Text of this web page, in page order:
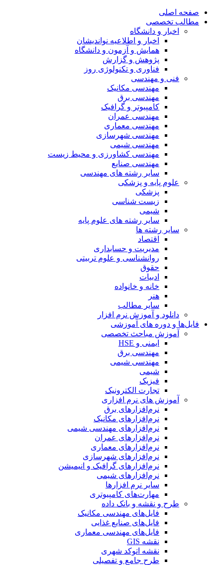
صفحه اصلی
مطالب تخصصی
اخبار و دانشگاه
اخبار و اطلاعیه نواندیشان
همایش و آزمون و دانشگاه
پژوهش و گزارش
فناوری و تکنولوژی روز
فنی و مهندسی
مهندسی مکانیک
مهندسی برق
کامپیوتر و گرافیک
مهندسی عمران
مهندسی معماری
مهندسی شهرسازی
مهندسی شیمی
مهندسی کشاورزی و محیط زیست
مهندسی صنایع
سایر رشته های مهندسی
علوم پایه و پزشکی
پزشکی
زیست شناسی
شیمی
سایر رشته های علوم پایه
سایر رشته ها
اقتصاد
مدیریت و حسابداری
روانشناسی و علوم تربیتی
حقوق
ادبیات
خانه و خانواده
هنر
سایر مطالب
دانلود و آموزش نرم افزار
فایل‌ها و دوره های آموزشی
آموزش مباحث تخصصی
ایمنی و HSE
مهندسی برق
مهندسی شیمی
شیمی
فیزیک
تجارت الکترونیک
آموزش های نرم افزاری
نرم‌افزارهای برق
نرم‌افزارهای مکانیک
نرم‌افزارهای مهندسی شیمی
نرم‌افزارهای عمران
نرم‌افزارهای معماری
نرم‌افزارهای شهرسازی
نرم‌افزارهای گرافیک و انیمیشن
نرم‌افزارهای شیمی
سایر نرم افزارها
مهارت‌های کامپیوتری
طرح و نقشه و بانک داده
فایل‌های مهندسی مکانیک
فایل‌های صنایع غذایی
فایل‌های مهندسی معماری
نقشه GIS
نقشه اتوکد شهری
طرح جامع و تفصیلی